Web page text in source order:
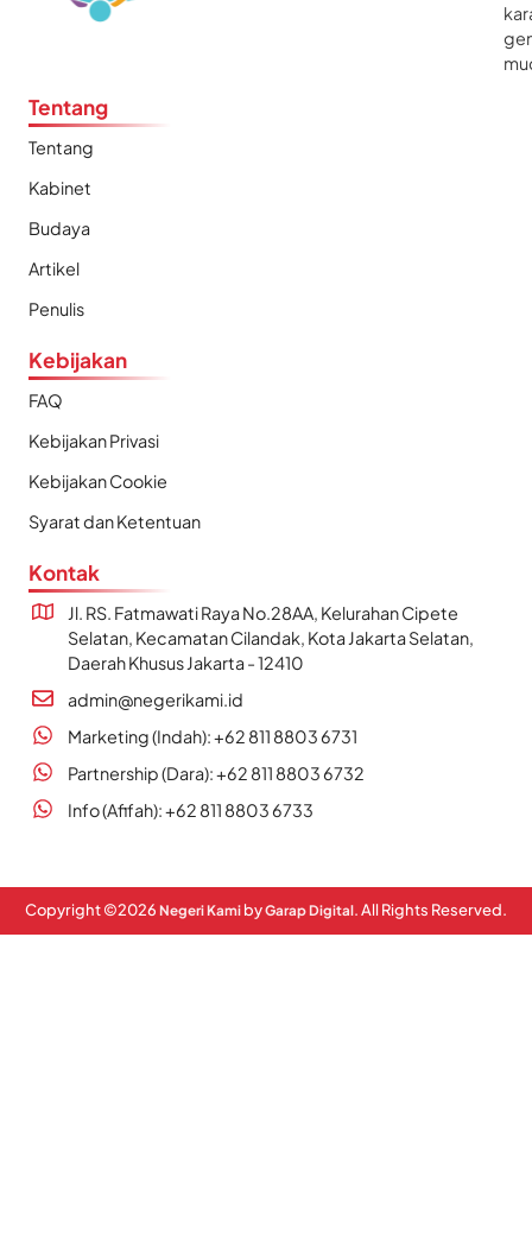
Tentang
Tentang
Kabinet
Budaya
Artikel
Penulis
Kebijakan
FAQ
Kebijakan Privasi
Kebijakan Cookie
Syarat dan Ketentuan
Kontak
Jl. RS. Fatmawati Raya No.28AA, Kelurahan Cipete
Selatan, Kecamatan Cilandak, Kota Jakarta Selatan,
Daerah Khusus Jakarta - 12410
admin@negerikami.id
Marketing (Indah): +62 811 8803 6731
Partnership (Dara): +62 811 8803 6732
Info (Afifah): +62 811 8803 6733
Copyright ©2026 Negeri Kami byGarap Digital. All Rights Reserved.